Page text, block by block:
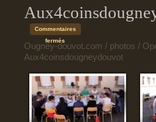
Commentaires
fermés
nettoyage
par
l’association
Aux4coinsdougneydouvot
Ougney-douvot.com / photos /
Aux4coinsdougneydouvot